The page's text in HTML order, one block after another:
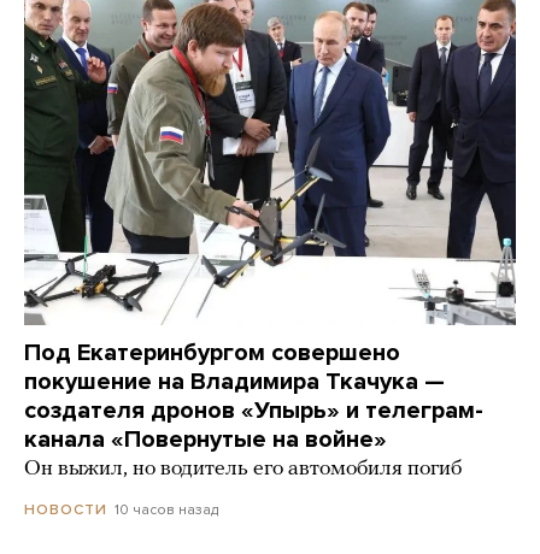
Под Екатеринбургом совершено
покушение на Владимира Ткачука —
создателя дронов «Упырь» и телеграм-
канала «Повернутые на войне»
Он выжил, но водитель его автомобиля погиб
НОВОСТИ 10 часов назад